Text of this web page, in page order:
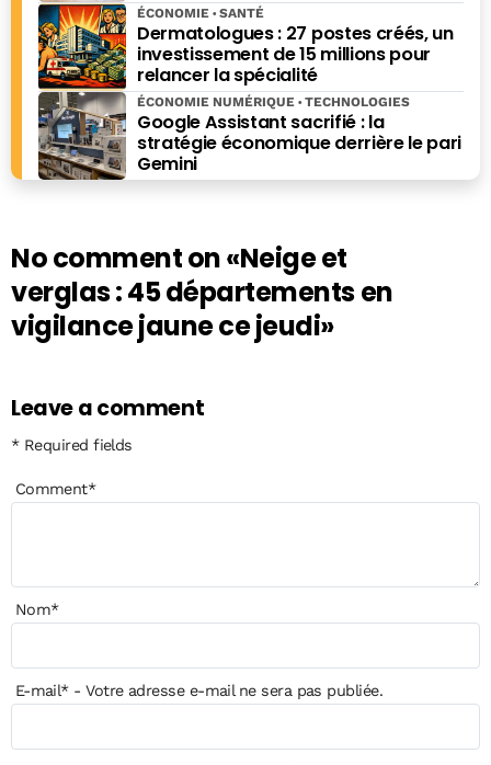
Dermatologues : 27 postes créés, un
investissement de 15 millions pour
relancer la spécialité
ÉCONOMIE SANTÉ
Google Assistant sacrifié : la
stratégie économique derrière le pari
Gemini
ÉCONOMIE NUMÉRIQUE TECHNOLOGIES
No comment on«Neige et
verglas : 45 départements en
vigilance jaune ce jeudi»
Leave a comment
* Required fields
Comment*
Nom*
E-mail*- Votre adresse e-mail ne sera pas publiée.